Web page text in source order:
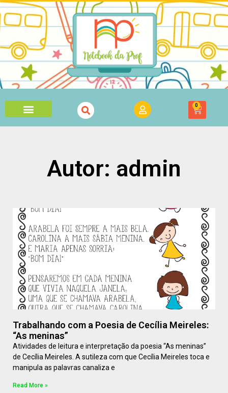
0
Autor: admin
Trabalhando com a Poesia de Cecília Meireles:
“As meninas”
Atividades de leitura e interpretação da poesia “As meninas”
de Cecília Meireles. A sutileza com que Cecília Meireles toca e
manipula as palavras canaliza e
Read More »